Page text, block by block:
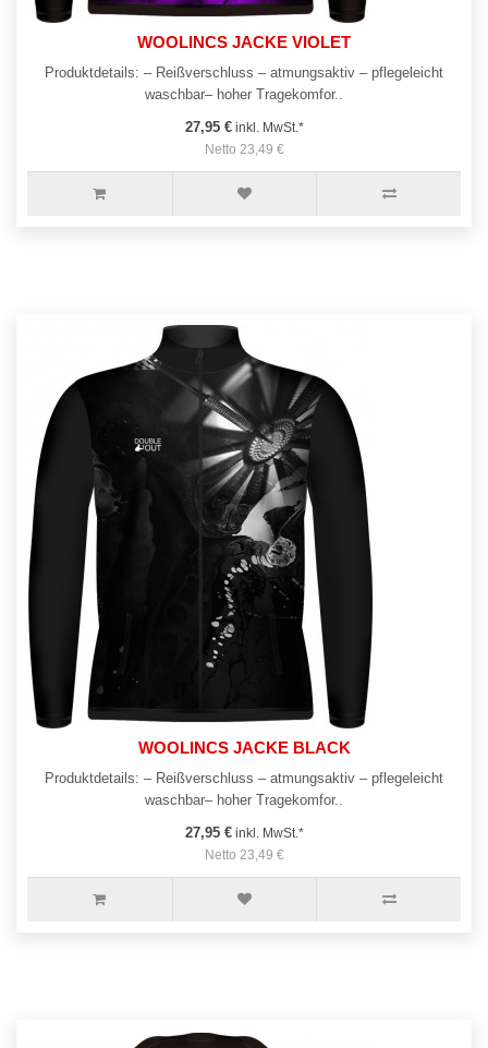
WOOLINCS JACKE VIOLET
Produktdetails: – Reißverschluss – atmungsaktiv – pflegeleicht
waschbar– hoher Tragekomfor..
27,95 €inkl. MwSt.*
Netto 23,49 €
WOOLINCS JACKE BLACK
Produktdetails: – Reißverschluss – atmungsaktiv – pflegeleicht
waschbar– hoher Tragekomfor..
27,95 €inkl. MwSt.*
Netto 23,49 €